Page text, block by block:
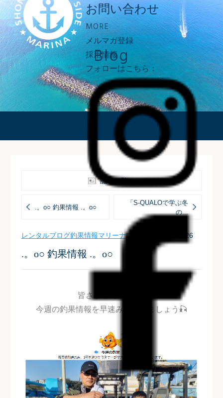
お問い合わせ
MORE
メルマガ登録
採用情報
フォローはこちら：
Blog
記事一覧へ
.。o○ 釣果情報 .。o○
「S-QUALOで学ぶ冬
の...
レンタルブログ釣果情報マリーナブログ | 2021-11-26
.。o○ 釣果情報 .。o○
皆さまこんにちは!!
今週の釣果情報を早速みていきましょう🎣